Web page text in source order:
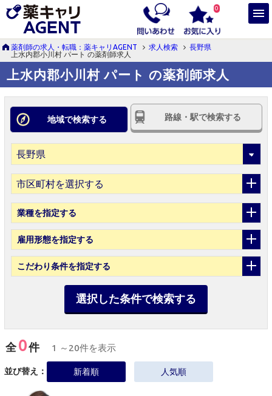
0
薬剤師の求人・転職：薬キャリAGENT 求人検索
長野県
上水内郡小川村 パート の薬剤師求人
上水内郡小川村 パート の薬剤師求人
地域で検索する 路線・駅で検索する
市区町村を選択する
業種を指定する
雇用形態を指定する
こだわり条件を指定する
選択した条件で検索する
全0件 1 ～20件を表示
並び替え： 新着順 人気順